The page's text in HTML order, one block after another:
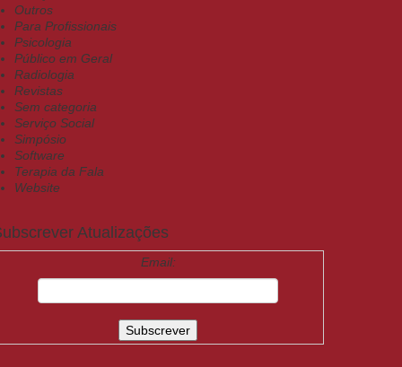
Outros
Para Profissionais
Psicologia
Público em Geral
Radiologia
Revistas
Sem categoria
Serviço Social
Simpósio
Software
Terapia da Fala
Website
Atualizações
Email: